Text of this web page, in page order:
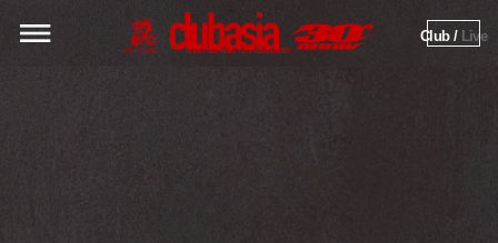
Club / Live